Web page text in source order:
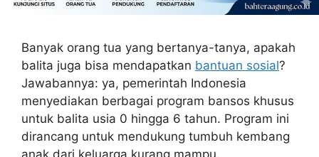
Banyak orang tua yang bertanya-tanya, apakah
balita juga bisa mendapatkan bantuan sosial?
Jawabannya: ya, pemerintah Indonesia
menyediakan berbagai program bansos khusus
untuk balita usia 0 hingga 6 tahun. Program ini
dirancang untuk mendukung tumbuh kembang
anak dari keluarga kurang mampu.